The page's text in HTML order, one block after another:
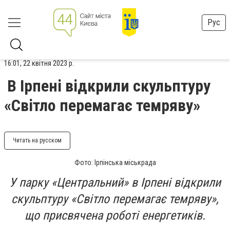
Рус
16:01, 22 квітня 2023 р.
В Ірпені відкрили скульптуру
«Світло перемагає темряву»
Читать на русском
Фото: Ірпінська міськрада
У парку «Центральний» в Ірпені відкрили
скульптуру «Світло перемагає темряву»,
що присвячена роботі енергетиків.